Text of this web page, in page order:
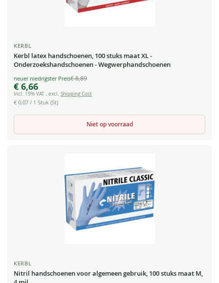
KERBL
Kerbl latex handschoenen, 100 stuks maat XL -
Onderzoekshandschoenen - Wegwerphandschoenen
Special
Price
€ 6,66
€ 8,89
Incl. 19% VAT , excl. Shipping Cost
€ 0,07 / 1 Stuk (St)
Niet op voorraad
KERBL
Nitril handschoenen voor algemeen gebruik, 100 stuks maat M,